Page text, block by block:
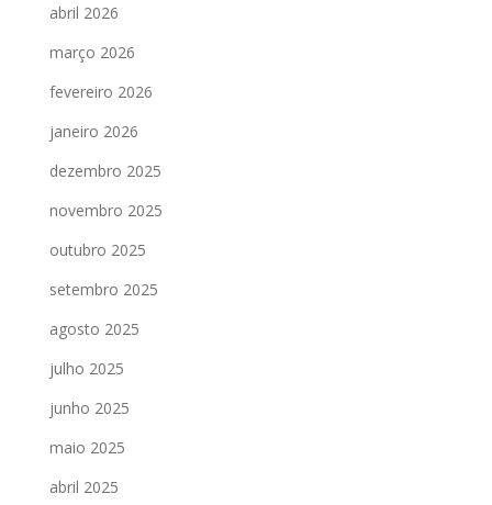
abril 2026
março 2026
fevereiro 2026
janeiro 2026
dezembro 2025
novembro 2025
outubro 2025
setembro 2025
agosto 2025
julho 2025
junho 2025
maio 2025
abril 2025